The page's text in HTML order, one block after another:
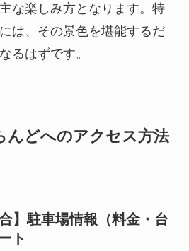
な楽しみ方となります。特
は、その景色を堪能するだ
るはずです。
んどへのアクセス方法
】駐車場情報（料金・台
ト